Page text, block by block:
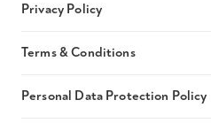
Privacy Policy
Terms & Conditions
Personal Data Protection Policy